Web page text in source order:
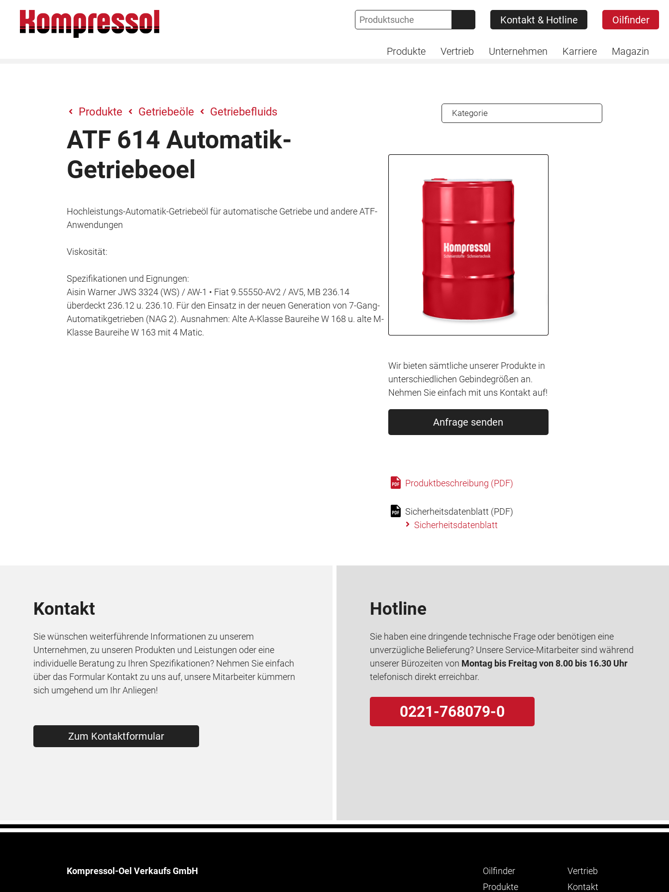
springen
Kontakt & Hotline Oilfinder
Kontakt & Hotline Oilfinder
Produkte Vertrieb Unternehmen Karriere Magazin
Kategorie
Produkte Getriebeöle Getriebefluids
ATF 614 Automatik-
Getriebeoel
Hochleistungs-Automatik-Getriebeöl für automatische Getriebe und andere ATF-
Anwendungen
Viskosität:
Spezifikationen und Eignungen:
Aisin Warner JWS 3324 (WS) / AW-1 • Fiat 9.55550-AV2 / AV5, MB 236.14
überdeckt 236.12 u. 236.10. Für den Einsatz in der neuen Generation von 7-Gang-
Automatikgetrieben (NAG 2). Ausnahmen: Alte A-Klasse Baureihe W 168 u. alte M-
Klasse Baureihe W 163 mit 4 Matic.
Wir bieten sämtliche unserer Produkte in
unterschiedlichen Gebindegrößen an.
Nehmen Sie einfach mit uns Kontakt auf!
Anfrage senden
Produktbeschreibung (PDF)
Sicherheitsdatenblatt (PDF)
Sicherheitsdatenblatt
Kontakt
Sie wünschen weiterführende Informationen zu unserem
Unternehmen, zu unseren Produkten und Leistungen oder eine
individuelle Beratung zu Ihren Spezifikationen? Nehmen Sie einfach
über das Formular Kontakt zu uns auf, unsere Mitarbeiter kümmern
sich umgehend um Ihr Anliegen!
Zum Kontaktformular
Hotline
Sie haben eine dringende technische Frage oder benötigen eine
unverzügliche Belieferung? Unsere Service-Mitarbeiter sind während
unserer Bürozeiten von Montag bis Freitag von 8.00 bis 16.30 Uhr
telefonisch direkt erreichbar.
0221-768079-0
Kompressol-Oel Verkaufs GmbH
Oilfinder
Produkte
Vertrieb
Kontakt